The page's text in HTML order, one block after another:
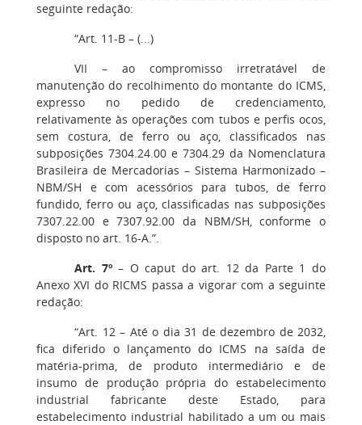
seguinte redação:
“Art. 11-B – (...)
VII – ao compromisso irretratável de
manutenção do recolhimento do montante do ICMS,
expresso no pedido de credenciamento,
relativamente às operações com tubos e perfis ocos,
sem costura, de ferro ou aço, classificados nas
subposições 7304.24.00 e 7304.29 da Nomenclatura
Brasileira de Mercadorias – Sistema Harmonizado –
NBM/SH e com acessórios para tubos, de ferro
fundido, ferro ou aço, classificadas nas subposições
7307.22.00 e 7307.92.00 da NBM/SH, conforme o
disposto no art. 16-A.”.
Art. 7º– O caput do art. 12 da Parte 1 do
Anexo XVI do RICMS passa a vigorar com a seguinte
redação:
“Art. 12 – Até o dia 31 de dezembro de 2032,
fica diferido o lançamento do ICMS na saída de
matéria-prima, de produto intermediário e de
insumo de produção própria do estabelecimento
industrial fabricante deste Estado, para
estabelecimento industrial habilitado a um ou mais